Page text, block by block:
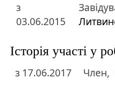
з
03.06.2015
Історія участі у
з 17.06.2017 Член,